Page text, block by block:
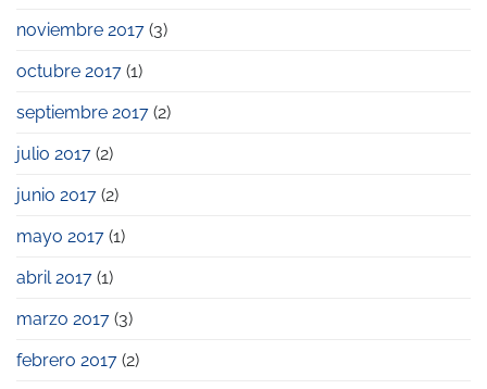
noviembre 2017 (3)
octubre 2017 (1)
septiembre 2017 (2)
julio 2017 (2)
junio 2017 (2)
mayo 2017 (1)
abril 2017 (1)
marzo 2017 (3)
febrero 2017 (2)